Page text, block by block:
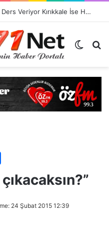
Kırşehir Kültürü İle Türkiyeye Ders Veriyor Kırıkkale İse Hala Seyrediyor !!!
Dış
24 Şubat 2015 12:39